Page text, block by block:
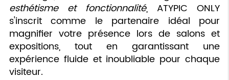
esthétisme et fonctionnalité, ATYPIC ONLY
s'inscrit comme le partenaire idéal pour
magnifier votre présence lors de salons et
expositions, tout en garantissant une
expérience fluide et inoubliable pour chaque
visiteur.